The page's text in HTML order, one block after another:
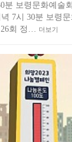
분 보령문화예술
7시 30분 보령
26회 정… 더보기